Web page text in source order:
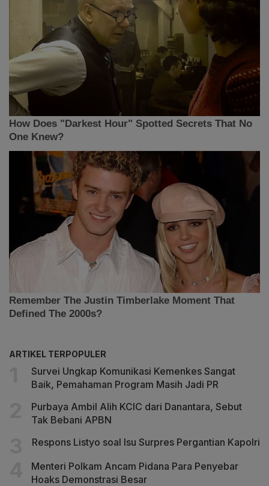
ARTIKEL TERPOPULER
Survei Ungkap Komunikasi Kemenkes Sangat
Baik, Pemahaman Program Masih Jadi PR
Purbaya Ambil Alih KCIC dari Danantara, Sebut
Tak Bebani APBN
Respons Listyo soal Isu Surpres Pergantian Kapolri
Menteri Polkam Ancam Pidana Para Penyebar
Hoaks Demonstrasi Besar